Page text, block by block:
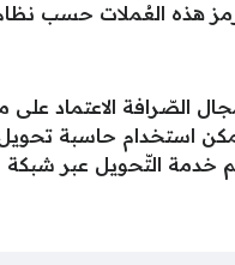
رمز هذه العُملات حسب
الصّرافة الاعتماد
استخدام حاسبة
التّحويل عبر شبكة